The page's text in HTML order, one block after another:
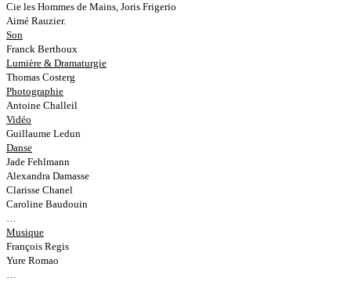
Cie les Hommes de Mains, Joris Frigerio
Aimé Rauzier.
Son
Franck Berthoux
Lumière & Dramaturgie
Thomas Costerg
Photographie
Antoine Challeil
Vidéo
Guillaume Ledun
Danse
Jade Fehlmann
Alexandra Damasse
Clarisse Chanel
Caroline Baudouin
…
Musique
François Regis
Yure Romao
…